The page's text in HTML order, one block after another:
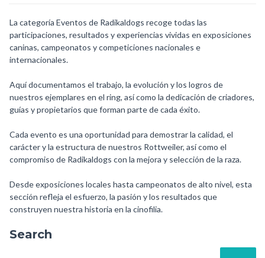
La categoría Eventos de Radikaldogs recoge todas las
participaciones, resultados y experiencias vividas en exposiciones
caninas, campeonatos y competiciones nacionales e
internacionales.
Aquí documentamos el trabajo, la evolución y los logros de
nuestros ejemplares en el ring, así como la dedicación de criadores,
guías y propietarios que forman parte de cada éxito.
Cada evento es una oportunidad para demostrar la calidad, el
carácter y la estructura de nuestros Rottweiler, así como el
compromiso de Radikaldogs con la mejora y selección de la raza.
Desde exposiciones locales hasta campeonatos de alto nivel, esta
sección refleja el esfuerzo, la pasión y los resultados que
construyen nuestra historia en la cinofilia.
Search